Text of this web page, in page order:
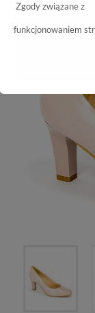
Zgody związane z
funkcjonowaniem